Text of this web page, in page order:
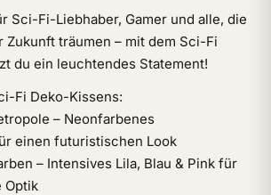
Sci-Fi-Liebhaber, Gamer und alle, die
Zukunft träumen – mit dem Sci-Fi
du ein leuchtendes Statement!
Fi Deko-Kissens:
– Neonfarbenes
einen futuristischen Look
– Intensives Lila, Blau & Pink für
Optik